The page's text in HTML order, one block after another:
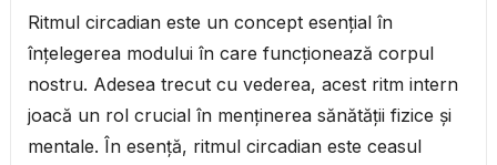
Ritmul circadian este un concept esențial în
înțelegerea modului în care funcționează corpul
nostru. Adesea trecut cu vederea, acest ritm intern
joacă un rol crucial în menținerea sănătății fizice și
mentale. În esență, ritmul circadian este ceasul